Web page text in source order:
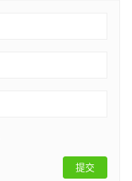
提交